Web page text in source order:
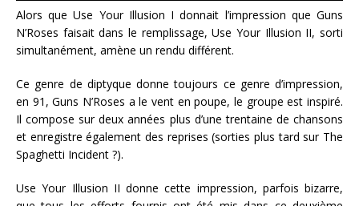
Alors que Use Your Illusion I donnait l’impression que Guns
N’Roses faisait dans le remplissage, Use Your Illusion II, sorti
simultanément, amène un rendu différent.
Ce genre de diptyque donne toujours ce genre d’impression,
en 91, Guns N’Roses a le vent en poupe, le groupe est inspiré.
Il compose sur deux années plus d’une trentaine de chansons
et enregistre également des reprises (sorties plus tard sur The
Spaghetti Incident ?).
Use Your Illusion II donne cette impression, parfois bizarre,